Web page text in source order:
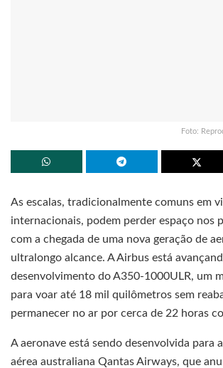
Foto:
As escalas, tradicionalmente comuns em
internacionais, podem perder espaço nos
com a chegada de uma nova geração de
ultralongo alcance. A Airbus está
desenvolvimento do A350-1000ULR, um
para voar até 18 mil quilômetros sem
permanecer no ar por cerca de 22 horas
A aeronave está sendo desenvolvida para
aérea australiana Qantas Airways, que